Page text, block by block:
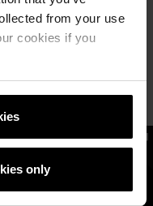
from your use
cookies if you
only
sa redecorezi
produse